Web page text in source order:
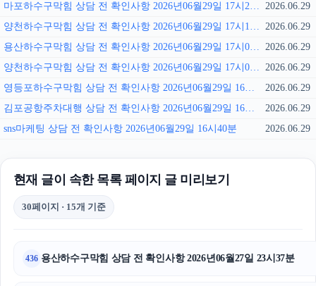
마포하수구막힘 상담 전 확인사항 2026년06월29일 17시22분 2026.06.29
양천하수구막힘 상담 전 확인사항 2026년06월29일 17시15분 2026.06.29
용산하수구막힘 상담 전 확인사항 2026년06월29일 17시08분 2026.06.29
양천하수구막힘 상담 전 확인사항 2026년06월29일 17시01분 2026.06.29
영등포하수구막힘 상담 전 확인사항 2026년06월29일 16시54분
2026.06.29
김포공항주차대행 상담 전 확인사항 2026년06월29일 16시48분
2026.06.29
sns마케팅 상담 전 확인사항 2026년06월29일 16시40분
2026.06.29
현재 글이 속한 목록 페이지 글 미리보기
30페이지 · 15개 기준
436 용산하수구막힘 상담 전 확인사항 2026년06월27일 23시37분